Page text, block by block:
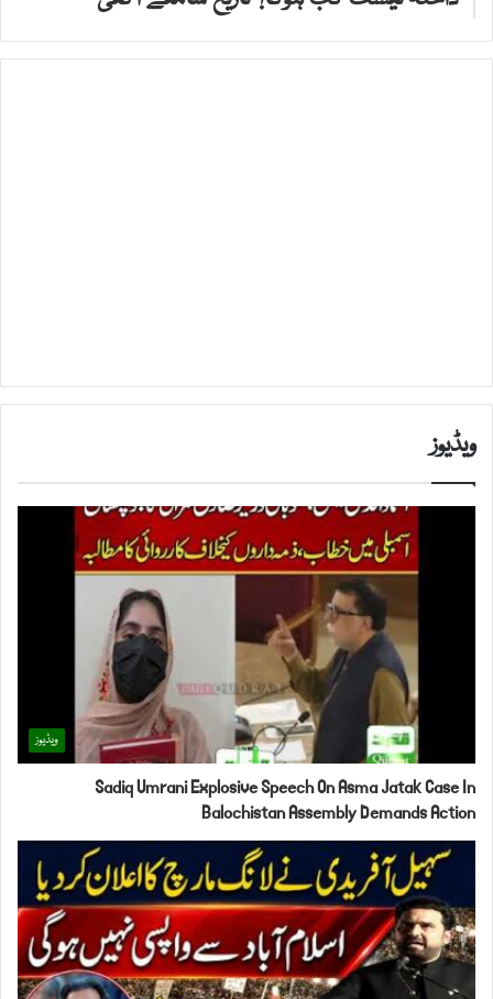
ویڈیوز
ویڈیوز
Sadiq Umrani Explosive Speech On Asma Jatak Case In
Balochistan Assembly Demands Action